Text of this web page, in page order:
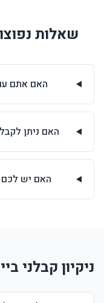
שאלות
האם אתם
האם ניתן
האם יש לכם
ניקיון קבלני